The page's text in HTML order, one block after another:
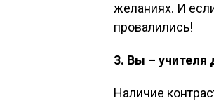
желаниях. И
провалились!
3. Вы – учителя
Наличие